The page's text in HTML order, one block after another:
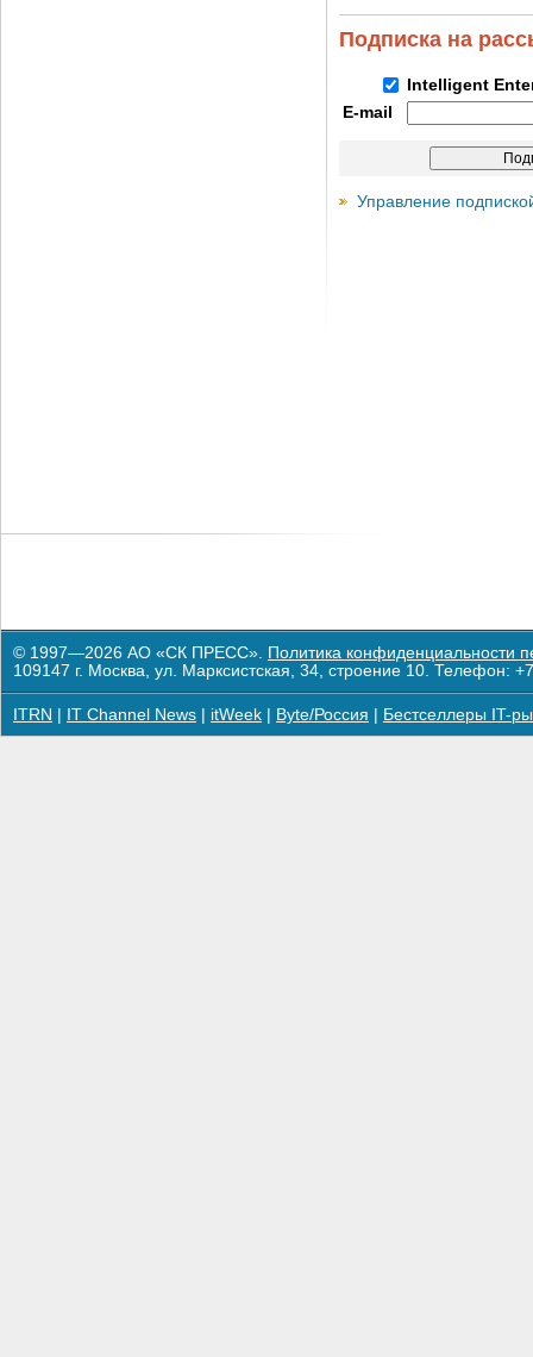
Подписка на
Intelligent
E-mail
Управление
© 1997—2026 АО «СК ПРЕСС». Политика конфиденциальности
109147 г. Москва, ул. Марксистская, 34, строение 10. Телефон:
ITRN IT Channel News itWeek Byte/Россия Бестселлеры IT-